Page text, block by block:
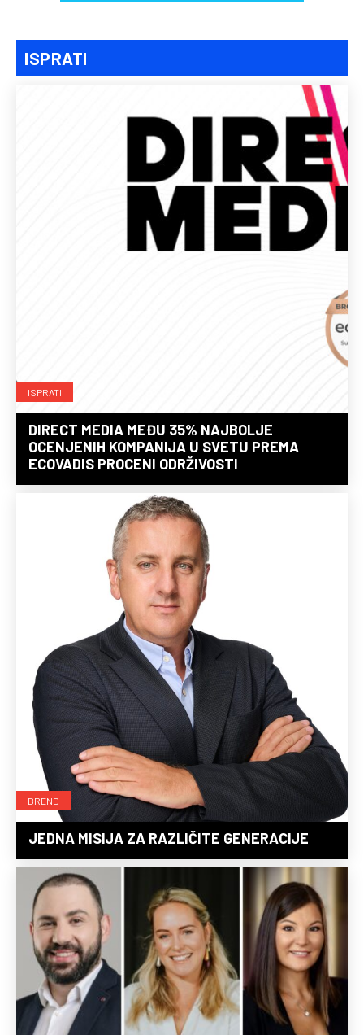
ISPRATI
ISPRATI
DIRECT MEDIA MEĐU 35% NAJBOLJE
OCENJENIH KOMPANIJA U SVETU PREMA
ECOVADIS PROCENI ODRŽIVOSTI
BREND
JEDNA MISIJA ZA RAZLIČITE GENERACIJE